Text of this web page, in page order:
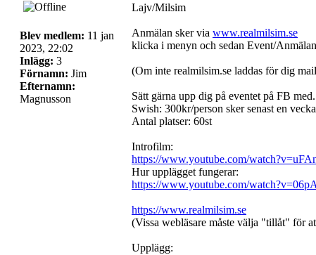
Blev medlem: 11 jan
2023, 22:02
Inlägg: 3
Förnamn: Jim
Efternamn:
Magnusson
Lajv/Milsim
Anmälan sker via www.realmilsim.se
klicka i menyn och sedan Event/
(Om inte realmilsim.se laddas för dig
Sätt gärna upp dig på eventet på FB med.
Swish: 300kr/person sker senast en
Antal platser: 60st
Introfilm:
https://www.youtube.com/
Hur upplägget fungerar:
https://www.youtube.com/
https://www.realmilsim.se
(Vissa webläsare måste välja "tillåt" för
Upplägg: